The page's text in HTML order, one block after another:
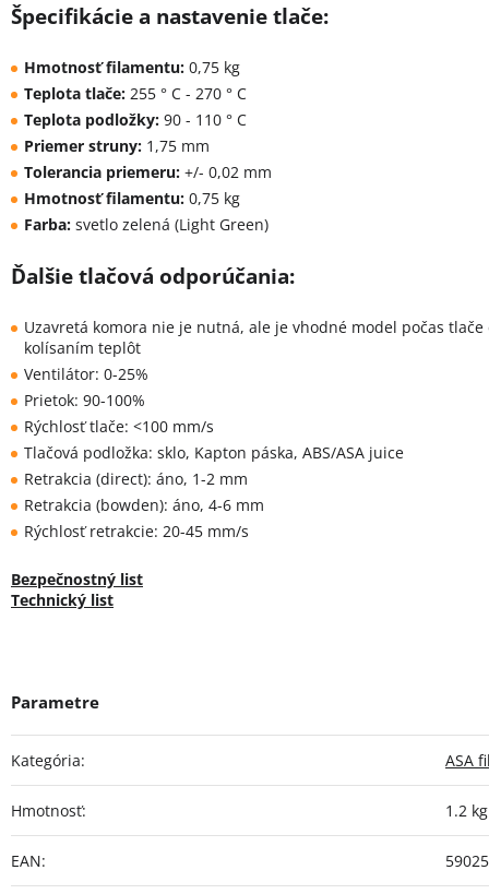
Špecifikácie a nastavenie tlače:
Hmotnosť filamentu: 0,75 kg
Teplota tlače: 255 ° C - 270 ° C
Teplota podložky: 90 - 110 ° C
Priemer struny: 1,75 mm
Tolerancia priemeru: +/- 0,02 mm
Hmotnosť filamentu: 0,75 kg
Farba: svetlo zelená (Light Green)
Ďalšie tlačová odporúčania:
Uzavretá komora nie je nutná, ale je vhodné model počas
kolísaním teplôt
Ventilátor: 0-25%
Prietok: 90-100%
Rýchlosť tlače: <100 mm/s
Tlačová podložka: sklo, Kapton páska, ABS/ASA juice
Retrakcia (direct): áno, 1-2 mm
Retrakcia (bowden): áno, 4-6 mm
Rýchlosť retrakcie: 20-45 mm/s
Bezpečnostný list
Technický list
Kategória: ASA
Hmotnosť: 1.2 kg
EAN: